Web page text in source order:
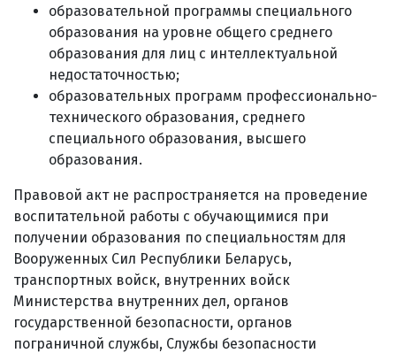
образовательной программы специального
образования на уровне общего среднего
образования для лиц с интеллектуальной
недостаточностью;
образовательных программ профессионально-
технического образования, среднего
специального образования, высшего
образования.
Правовой акт не распространяется на проведение
воспитательной работы с обучающимися при
получении образования по специальностям для
Вооруженных Сил Республики Беларусь,
транспортных войск, внутренних войск
Министерства внутренних дел, органов
государственной безопасности, органов
пограничной службы, Службы безопасности